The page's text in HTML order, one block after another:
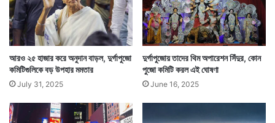
আরও ২৫ হাজার করে অনুদান বাড়ল, দুর্গাপুজো
কমিটিগুলিকে বড় উপহার মমতার
July 31, 2025
দুর্গাপুজোয় তাদের থিম অপারেশন সিঁদুর, কোন
পুজো কমিটি করল এই ঘোষণা
June 16, 2025